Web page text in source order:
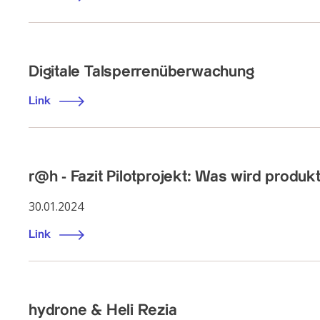
Digitale Talsperrenüberwachung
Link
r@h - Fazit Pilotprojekt: Was wird
30.01.2024
Link
hydrone & Heli Rezia